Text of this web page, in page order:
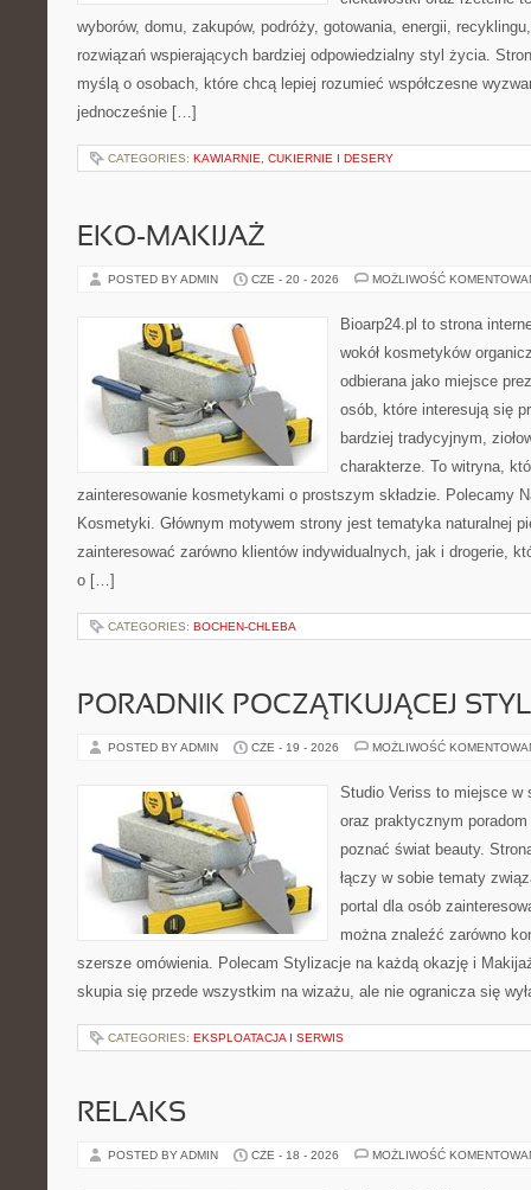
wyborów, domu, zakupów, podróży, gotowania, energii,
rozwiązań wspierających bardziej odpowiedzialny styl życia.
myślą o osobach, które chcą lepiej rozumieć współczesne
jednocześnie […]
CATEGORIES: KAWIARNIE, CUKIERNIE I DESERY
EKO-MAKIJAŻ
POSTED BY ADMIN CZE - 20 - 2026 MOŻLIWOŚĆ
Bioarp24.pl to strona
wokół kosmetyków
odbierana jako miejsce
osób, które interesują się
bardziej tradycyjnym,
charakterze. To witryna,
zainteresowanie kosmetykami o prostszym składzie. Polecamy
Kosmetyki. Głównym motywem strony jest tematyka naturalnej
zainteresować zarówno klientów indywidualnych, jak i drogerie,
o […]
CATEGORIES: BOCHEN-CHLEBA
PORADNIK POCZĄTKUJĄCEJ
POSTED BY ADMIN CZE - 19 - 2026 MOŻLIWOŚĆ
Studio Veriss to miejsce w
oraz praktycznym
poznać świat beauty.
łączy w sobie tematy
portal dla osób
można znaleźć zarówno
szersze omówienia. Polecam Stylizacje na każdą okazję i
skupia się przede wszystkim na wizażu, ale nie ogranicza się
CATEGORIES: EKSPLOATACJA I SERWIS
RELAKS
POSTED BY ADMIN CZE - 18 - 2026 MOŻLIWOŚĆ